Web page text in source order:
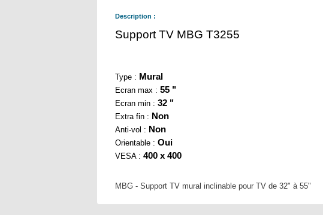
Description :
Support TV MBG T3255
Type : Mural
Ecran max : 55 "
Ecran min : 32 "
Extra fin : Non
Anti-vol : Non
Orientable : Oui
VESA : 400 x 400
MBG - Support TV mural inclinable pour TV de 32" à 55"